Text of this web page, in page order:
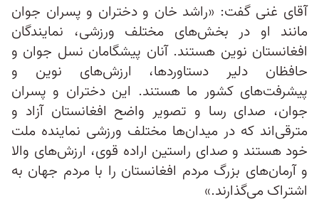
آقای غنی گفت: «راشد خان و دختران و پسران جوان
مانند او در بخش‌های مختلف ورزشی، نمایندگان
افغانستان نوین هستند. آنان پیشگامان نسل جوان و
حافظان دلیر دستاوردها، ارزش‌های نوین و
پیشرفت‌های کشور ما هستند. این دختران و پسران
جوان، صدای رسا و تصویر واضح افغانستان آزاد و
مترقی‌اند که در میدان‌ها مختلف ورزشی نماینده ملت
خود هستند و صدای راستین اراده قوی، ارزش‌های والا
و آرمان‌های بزرگ مردم افغانستان را با مردم جهان به
اشتراک می‌گذارند.»